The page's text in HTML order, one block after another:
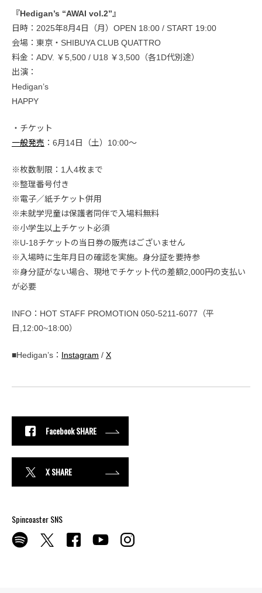
『Hedigan’s “AWAI vol.2”』
日時：2025年8月4日（月）OPEN 18:00 / START 19:00
会場：東京・SHIBUYA CLUB QUATTRO
料金：ADV. ￥5,500 / U18 ￥3,500（各1D代別途）
出演：
Hedigan’s
HAPPY
・チケット
一般発売 ：6月14日（土）10:00〜
※枚数制限：1人4枚まで
※整理番号付き
※電子／紙チケット併用
※未就学児童は保護者同伴で入場料無料
※小学生以上チケット必須
※U-18チケットの当日券の販売はございません
※入場時に生年月日の確認を実施。身分証を要持参
※身分証がない場合、現地でチケット代の差額2,000円の支払い
が必要
INFO：HOT STAFF PROMOTION 050-5211-6077（平
日,12:00~18:00）
■Hedigan’s： Instagram / X
Facebook SHARE
X SHARE
Spincoaster SNS